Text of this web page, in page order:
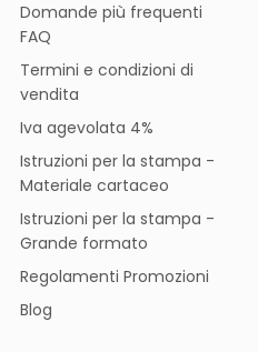
Domande più frequenti
FAQ
Termini e condizioni di
vendita
Iva agevolata 4%
Istruzioni per la stampa -
Materiale cartaceo
Istruzioni per la stampa -
Grande formato
Regolamenti Promozioni
Blog